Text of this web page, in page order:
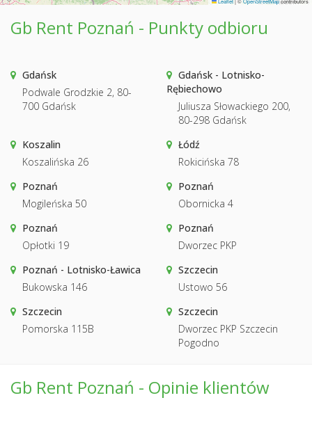
Gb Rent Poznań - Punkty odbioru
Gdańsk
Podwale Grodzkie 2, 80-
700 Gdańsk
Gdańsk - Lotnisko-
Rębiechowo
Juliusza Słowackiego 200,
80-298 Gdańsk
Koszalin
Koszalińska 26
Łódź
Rokicińska 78
Poznań
Mogileńska 50
Poznań
Obornicka 4
Poznań
Opłotki 19
Poznań
Dworzec PKP
Poznań - Lotnisko-Ławica
Bukowska 146
Szczecin
Ustowo 56
Szczecin
Pomorska 115B
Szczecin
Dworzec PKP Szczecin
Pogodno
Gb Rent Poznań - Opinie klientów